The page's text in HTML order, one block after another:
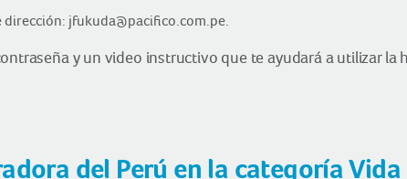
dirección: jfukuda@pacifico.com.pe.
y un video instructivo que te ayudará a utilizar la
del Perú en la categoría Vida